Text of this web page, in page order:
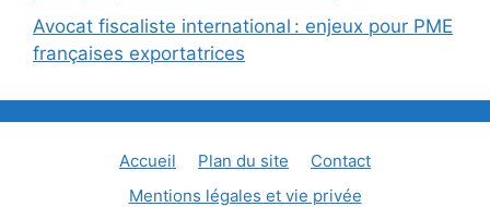
Avocat fiscaliste international : enjeux pour PME
françaises exportatrices
Accueil Plan du site
Contact
Mentions légales et vie privée